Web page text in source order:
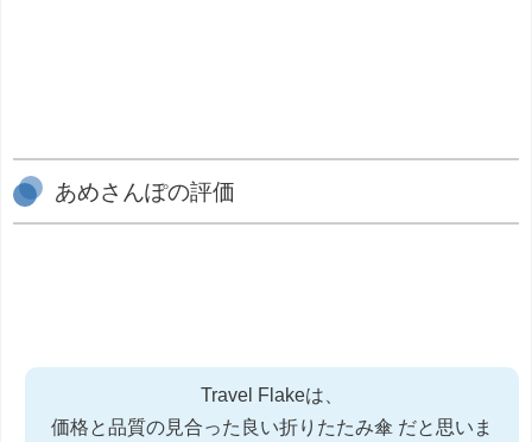
あめさんぽの評価
Travel Flakeは、
価格と品質の見合った良い折りたたみ傘 だと思いま